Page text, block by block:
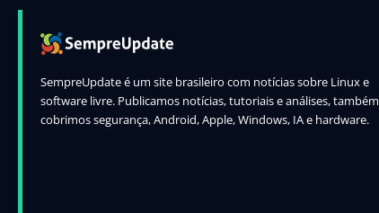
SempreUpdate é um site brasileiro com notícias sobre Linux e
software livre. Publicamos notícias, tutoriais e análises, também
cobrimos segurança, Android, Apple, Windows, IA e hardware.